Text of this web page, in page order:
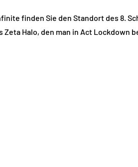
finden Sie den Standort des 8.
Halo, den man in Act